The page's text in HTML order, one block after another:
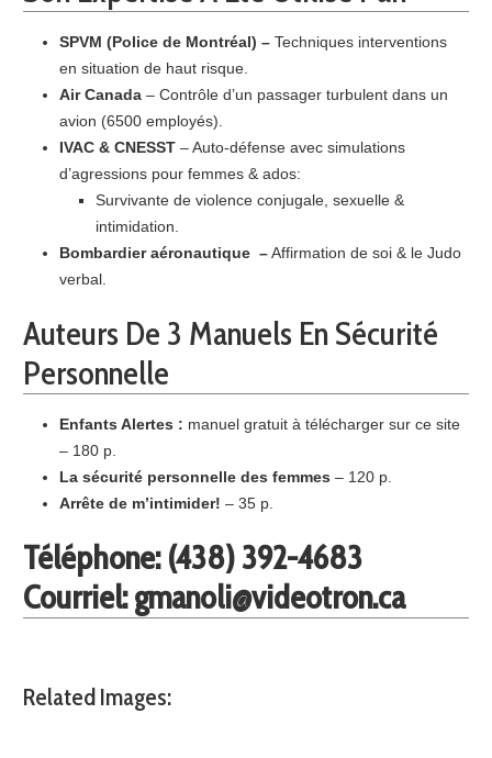
SPVM (Police de Montréal) – Techniques interventions
en situation de haut risque.
Air Canada– Contrôle d’un passager turbulent dans un
avion (6500 employés).
IVAC & CNESST – Auto-défense avec simulations
d’agressions pour femmes & ados:
Survivante de violence conjugale, sexuelle &
intimidation.
Bombardier aéronautique–Affirmation de soi & le Judo
verbal.
Auteurs De 3 Manuels En Sécurité
Personnelle
Enfants Alertes : manuel gratuit à télécharger sur ce site
– 180 p.
La sécurité personnelle des femmes – 120 p.
Arrête de m’intimider! – 35 p.
Téléphone: (438) 392-4683
Courriel:gmanoli@videotron.ca
Related Images: